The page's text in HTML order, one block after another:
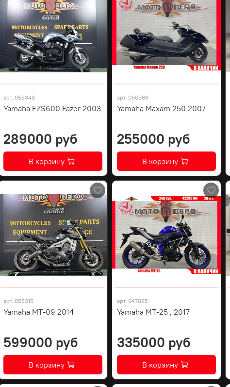
арт. 055343
Yamaha FZS600 Fazer 2003
289000 руб
В корзину
арт. 050566
Yamaha Maxam 250 2007
255000 руб
В корзину
арт. 055315
Yamaha MT-09 2014
599000 руб
В корзину
арт. 047825
Yamaha MT-25 , 2017
335000 руб
В корзину